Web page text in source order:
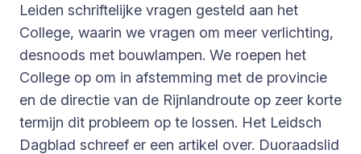
Leiden schriftelijke vragen gesteld aan het
College, waarin we vragen om meer verlichting,
desnoods met bouwlampen. We roepen het
College op om in afstemming met de provincie
en de directie van de Rijnlandroute op zeer korte
termijn dit probleem op te lossen. Het Leidsch
Dagblad schreef er een artikel over. Duoraadslid